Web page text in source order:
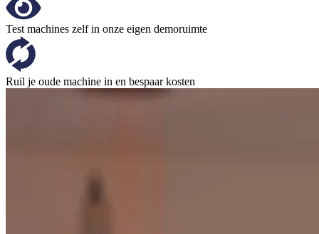
Test machines zelf in onze eigen demoruimte
Ruil je oude machine in en bespaar kosten